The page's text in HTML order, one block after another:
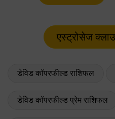
डेविड कॉपरफील्ड राशिफल
डेविड कॉपरफील्ड प्रेम राशिफल